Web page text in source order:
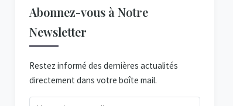
Abonnez-vous à Notre
Newsletter
Restez informé des dernières actualités
directement dans votre boîte mail.